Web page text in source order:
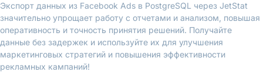
Экспорт данных из Facebook Ads в PostgreSQL через JetStat
значительно упрощает работу с отчетами и анализом, повышая
оперативность и точность принятия решений. Получайте
данные без задержек и используйте их для улучшения
маркетинговых стратегий и повышения эффективности
рекламных кампаний!